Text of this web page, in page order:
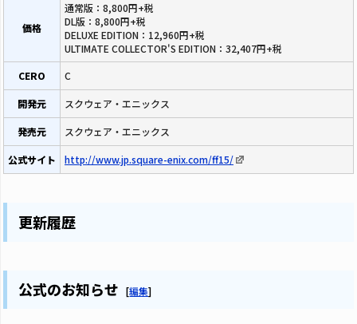
価格
通常版：8,800円+税
DL版：8,800円+税
DELUXE EDITION：12,960円+税
ULTIMATE COLLECTOR'S EDITION：32,407円+税
CERO
C
開発元 スクウェア・エニックス
発売元 スクウェア・エニックス
公式サイト http://www.jp.square-enix.com/ff15/
更新履歴
公式のお知らせ [編集]